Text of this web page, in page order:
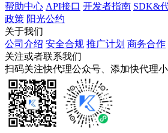
帮助中心 API接口 开发者指南 SDK&
政策 阳光公约
关于我们
公司介绍 安全合规 推广计划 商务合作
关注或者联系我们
扫码关注快代理公众号、添加快代理